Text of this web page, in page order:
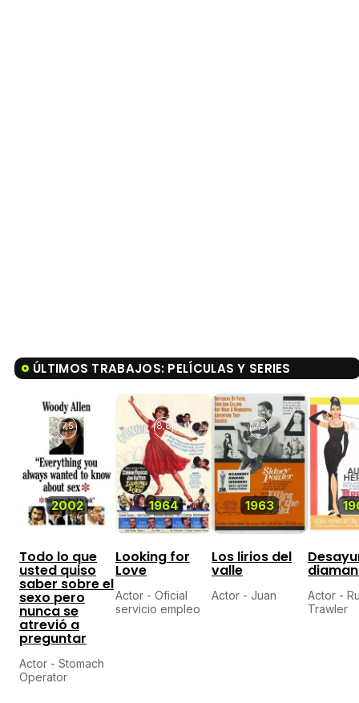
ÚLTIMOS TRABAJOS: PELÍCULAS Y SERIES
2002
7,5
Todo lo que
usted quiso
saber sobre el
sexo pero
nunca se
atrevió a
preguntar
Actor - Stomach
Operator
1964
8,8
Looking for
Love
Actor - Oficial
servicio empleo
1963
7,5
Los lirios del
valle
Actor - Juan
Actor -
Trawler